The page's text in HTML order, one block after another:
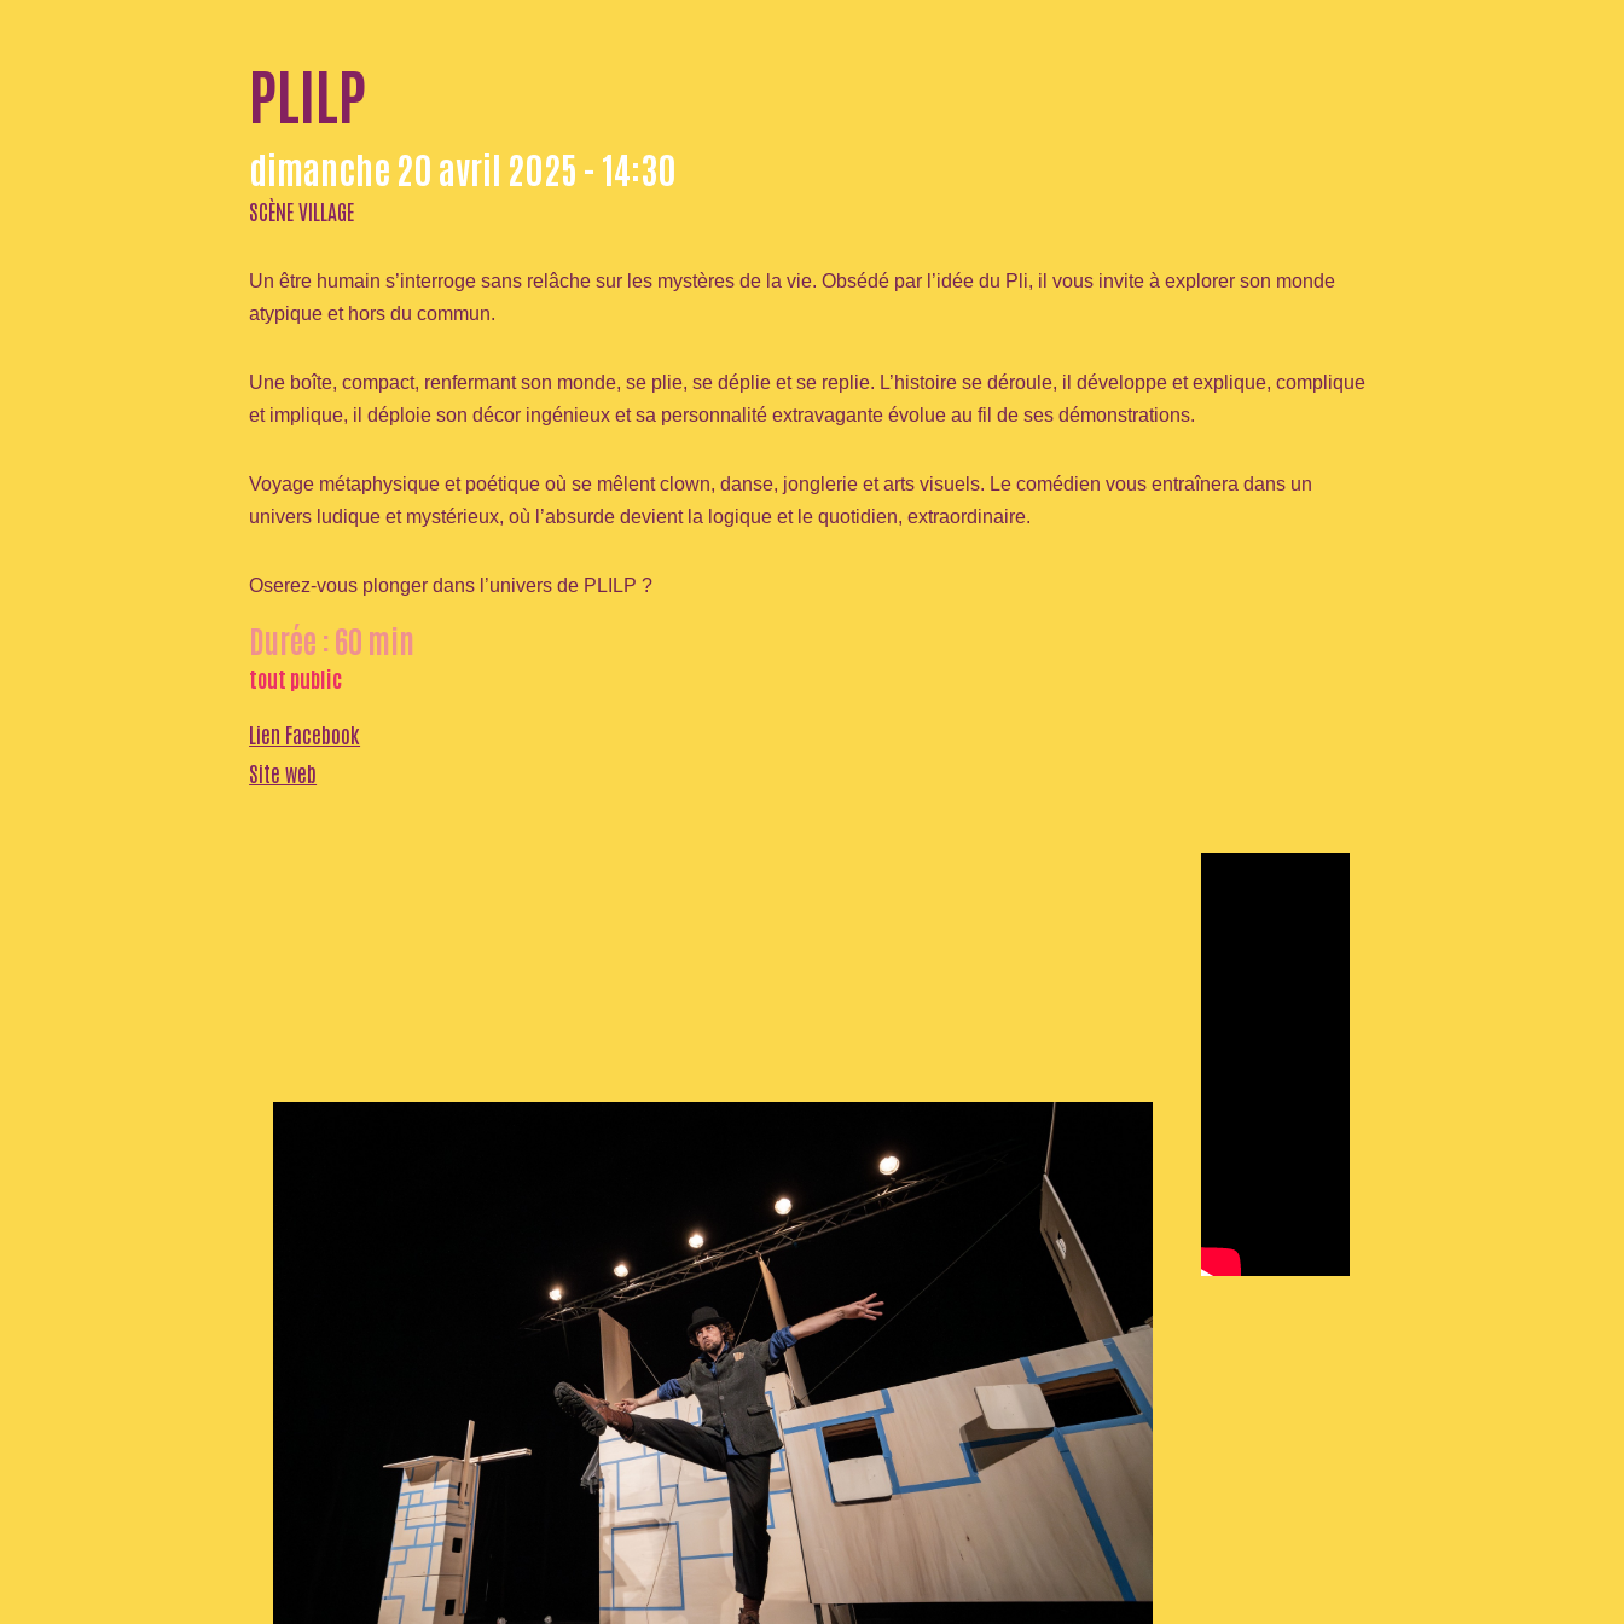
PLILP
dimanche 20 avril 2025 - 14:30
SCÈNE VILLAGE
Un être humains’interroge sans relâche sur les mystères de la vie. Obsédé par l’idée du Pli, il vous invite à explorer son monde
atypique et hors du commun.
Une boîte, compact, renfermant son monde, se plie, se déplie et se replie. L’histoire se déroule, il développe et explique, complique
et implique, il déploie son décor ingénieux et sa personnalité extravagante évolue au fil de ses démonstrations.
Voyage métaphysique et poétique où se mêlent clown, danse, jonglerie et arts visuels. Le comédien vous entraînera dans un
univers ludique et mystérieux, où l’absurde devient la logique et le quotidien, extraordinaire.
Oserez-vous plonger dans l’univers de PLILP ?
Durée : 60 min
tout public
Lien Facebook
Site web